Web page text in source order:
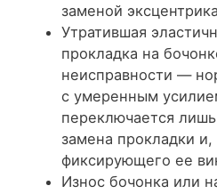
заменой
Утратившая
прокладка на
неисправности —
с умеренным
переключается
замена прокладки и,
фиксирующего ее
Износ бочонка или